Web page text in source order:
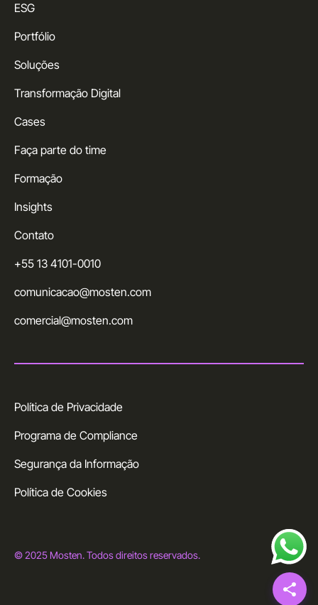
+55 13 4101-0010
comunicacao@mosten.com
comercial@mosten.com
Política de Privacidade
Programa de Compliance
Segurança da Informação
Política de Cookies
© 2025 Mosten. Todos direitos reservados.
ESG
Portfólio
Soluções
Transformação Digital
Cases
Faça parte do time
Formação
Insights
Contato